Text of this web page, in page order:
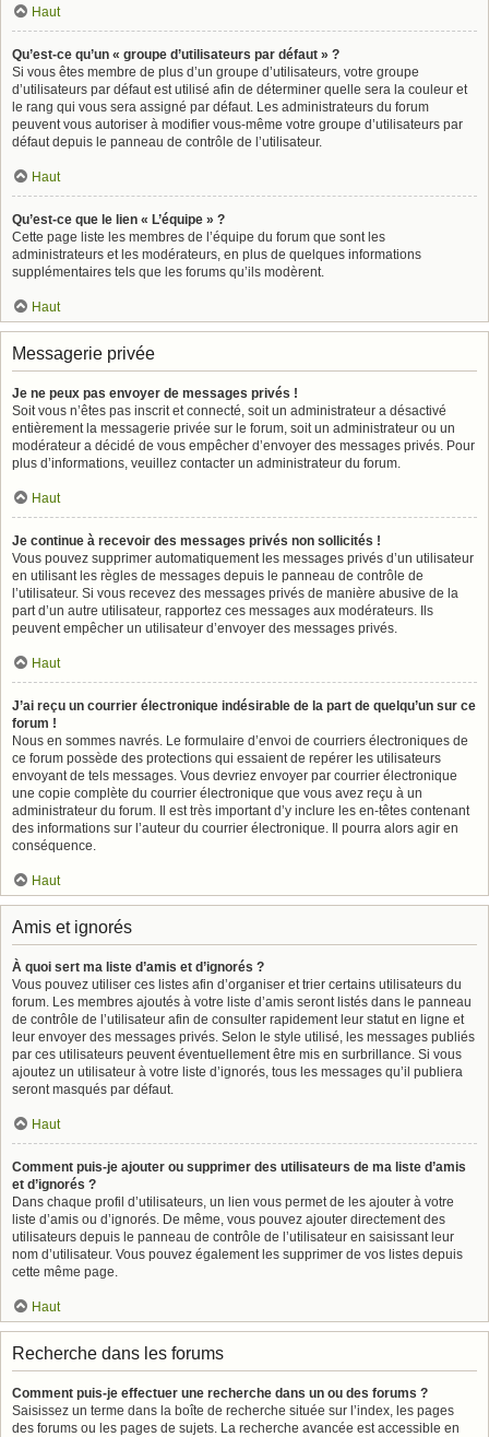
Haut
Qu’est-ce qu’un « groupe d’utilisateurs par défaut » ?
Si vous êtes membre de plus d’un groupe d’utilisateurs, votre groupe
d’utilisateurs par défaut est utilisé afin de déterminer quelle sera la couleur et
le rang qui vous sera assigné par défaut. Les administrateurs du forum
peuvent vous autoriser à modifier vous-même votre groupe d’utilisateurs par
défaut depuis le panneau de contrôle de l’utilisateur.
Haut
Qu’est-ce que le lien « L’équipe » ?
Cette page liste les membres de l’équipe du forum que sont les
administrateurs et les modérateurs, en plus de quelques informations
supplémentaires tels que les forums qu’ils modèrent.
Haut
Messagerie privée
Je ne peux pas envoyer de messages privés !
Soit vous n’êtes pas inscrit et connecté, soit un administrateur a désactivé
entièrement la messagerie privée sur le forum, soit un administrateur ou un
modérateur a décidé de vous empêcher d’envoyer des messages privés. Pour
plus d’informations, veuillez contacter un administrateur du forum.
Haut
Je continue à recevoir des messages privés non sollicités !
Vous pouvez supprimer automatiquement les messages privés d’un utilisateur
en utilisant les règles de messages depuis le panneau de contrôle de
l’utilisateur. Si vous recevez des messages privés de manière abusive de la
part d’un autre utilisateur, rapportez ces messages aux modérateurs. Ils
peuvent empêcher un utilisateur d’envoyer des messages privés.
Haut
J’ai reçu un courrier électronique indésirable de la part de quelqu’un sur ce
forum !
Nous en sommes navrés. Le formulaire d’envoi de courriers électroniques de
ce forum possède des protections qui essaient de repérer les utilisateurs
envoyant de tels messages. Vous devriez envoyer par courrier électronique
une copie complète du courrier électronique que vous avez reçu à un
administrateur du forum. Il est très important d’y inclure les en-têtes contenant
des informations sur l’auteur du courrier électronique. Il pourra alors agir en
conséquence.
Haut
Amis et ignorés
À quoi sert ma liste d’amis et d’ignorés ?
Vous pouvez utiliser ces listes afin d’organiser et trier certains utilisateurs du
forum. Les membres ajoutés à votre liste d’amis seront listés dans le panneau
de contrôle de l’utilisateur afin de consulter rapidement leur statut en ligne et
leur envoyer des messages privés. Selon le style utilisé, les messages publiés
par ces utilisateurs peuvent éventuellement être mis en surbrillance. Si vous
ajoutez un utilisateur à votre liste d’ignorés, tous les messages qu’il publiera
seront masqués par défaut.
Haut
Comment puis-je ajouter ou supprimer des utilisateurs de ma liste d’amis
et d’ignorés ?
Dans chaque profil d’utilisateurs, un lien vous permet de les ajouter à votre
liste d’amis ou d’ignorés. De même, vous pouvez ajouter directement des
utilisateurs depuis le panneau de contrôle de l’utilisateur en saisissant leur
nom d’utilisateur. Vous pouvez également les supprimer de vos listes depuis
cette même page.
Haut
Recherche dans les forums
Comment puis-je effectuer une recherche dans un ou des forums ?
Saisissez un terme dans la boîte de recherche située sur l’index, les pages
des forums ou les pages de sujets. La recherche avancée est accessible en